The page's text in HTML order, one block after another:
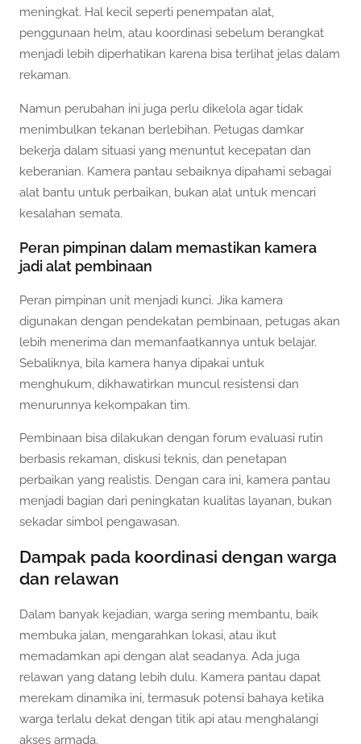
meningkat. Hal kecil seperti penempatan alat,
penggunaan helm, atau koordinasi sebelum berangkat
menjadi lebih diperhatikan karena bisa terlihat jelas dalam
rekaman.
Namun perubahan ini juga perlu dikelola agar tidak
menimbulkan tekanan berlebihan. Petugas damkar
bekerja dalam situasi yang menuntut kecepatan dan
keberanian. Kamera pantau sebaiknya dipahami sebagai
alat bantu untuk perbaikan, bukan alat untuk mencari
kesalahan semata.
Peran pimpinan dalam memastikan kamera
jadi alat pembinaan
Peran pimpinan unit menjadi kunci. Jika kamera
digunakan dengan pendekatan pembinaan, petugas akan
lebih menerima dan memanfaatkannya untuk belajar.
Sebaliknya, bila kamera hanya dipakai untuk
menghukum, dikhawatirkan muncul resistensi dan
menurunnya kekompakan tim.
Pembinaan bisa dilakukan dengan forum evaluasi rutin
berbasis rekaman, diskusi teknis, dan penetapan
perbaikan yang realistis. Dengan cara ini, kamera pantau
menjadi bagian dari peningkatan kualitas layanan, bukan
sekadar simbol pengawasan.
Dampak pada koordinasi dengan warga
dan relawan
Dalam banyak kejadian, warga sering membantu, baik
membuka jalan, mengarahkan lokasi, atau ikut
memadamkan api dengan alat seadanya. Ada juga
relawan yang datang lebih dulu. Kamera pantau dapat
merekam dinamika ini, termasuk potensi bahaya ketika
warga terlalu dekat dengan titik api atau menghalangi
akses armada.